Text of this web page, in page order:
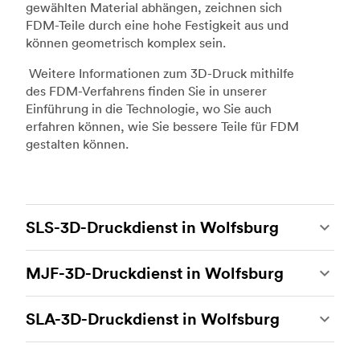
gewählten Material abhängen, zeichnen sich
FDM-Teile durch eine hohe Festigkeit aus und
können geometrisch komplex sein.
Weitere Informationen zum 3D-Druck mithilfe
des FDM-Verfahrens finden Sie in unserer
Einführung in die Technologie, wo Sie auch
erfahren können, wie Sie bessere Teile für FDM
gestalten können.
SLS-3D-Druckdienst in Wolfsburg
(SLS) handelt es sich um eines der stärksten
additiven Fertigungsverfahren, das es
ermöglicht, beständige und genaue
kundenspezifische Teile herzustellen. Der SLS-
3D-Druck ist ideal für Rapid Prototyping und
MJF-3D-Druckdienst in Wolfsburg
additive Fertigungsverfahren von Hewlett-
Packard. Hierbei handelt es sich um die
SLA-3D-Druckdienst in Wolfsburg